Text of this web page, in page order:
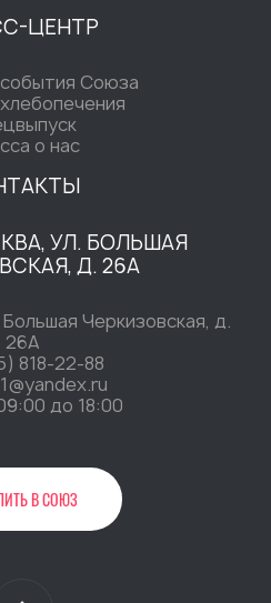
ЦЕНТР
Союза
о нас
УЛ. БОЛЬШАЯ
Д. 26А
Черкизовская, д.
26А
818-22-88
до 18:00
В СОЮЗ